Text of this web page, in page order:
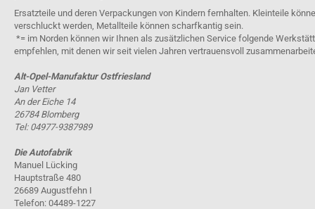
Ersatzteile und deren Verpackungen von Kindern fernhalten. Kleinteile
verschluckt werden, Metallteile können scharfkantig sein.
*= im Norden können wir Ihnen als zusätzlichen Service folgende
empfehlen, mit denen wir seit vielen Jahren vertrauensvoll
Alt-Opel-Manufaktur Ostfriesland
Jan Vetter
An der Eiche 14
26784 Blomberg
Tel: 04977-9387989
Die Autofabrik
Manuel Lücking
Hauptstraße 480
26689 Augustfehn I
Telefon: 04489-1227